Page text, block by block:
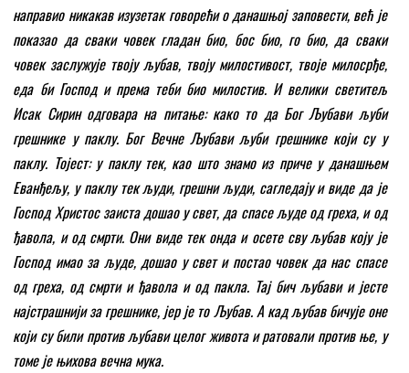
направио никакав изузетак говорећи о данашњој заповести, већ је
показао да сваки човек гладан био, бос био, го био, да сваки
човек заслужује твоју љубав, твоју милостивост, твоје милосрђе,
еда би Господ и према теби био милостив. И велики светитељ
Исак Сирин одговара на питање: како то да Бог Љубави љуби
грешнике у паклу. Бог Вечне Љубави љуби грешнике који су у
паклу. Тојест: у паклу тек, као што знамо из приче у данашњем
Еванђељу, у паклу тек људи, грешни људи, сагледају и виде да је
Господ Христос заиста дошао у свет, да спасе људе од греха, и од
ђавола, и од смрти. Они виде тек онда и осете сву љубав коју је
Господ имао за људе, дошао у свет и постао човек да нас спасе
од греха, од смрти и ђавола и од пакла. Тај бич љубави и јесте
најстрашнији за грешнике, јер је то Љубав. А кад љубав бичује оне
који су били против љубави целог живота и ратовали против ње, у
томе је њихова вечна мука.